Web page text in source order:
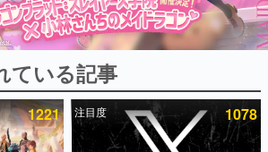
プ
ている記事ランキング
ている記事
1221 注目度 1078